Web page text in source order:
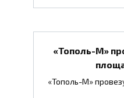
«Тополь-М»
«Тополь-М»